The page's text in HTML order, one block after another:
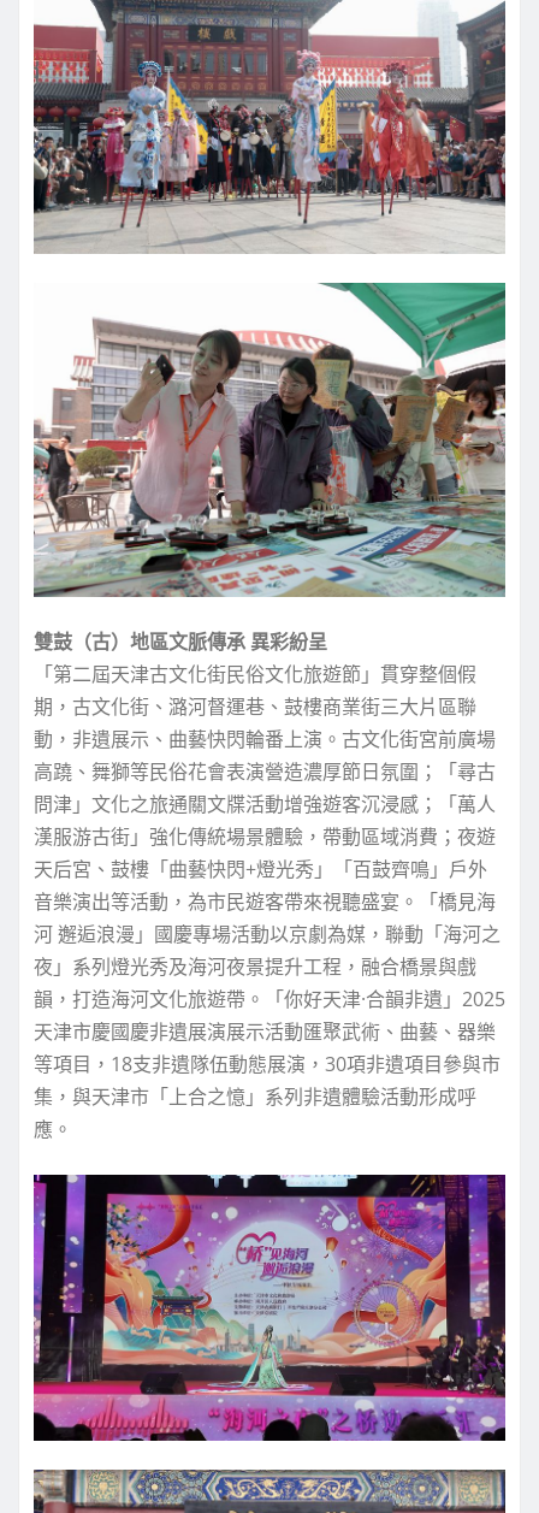
雙鼓（古）地區文脈傳承 異彩紛呈
「第二屆天津古文化街民俗文化旅遊節」貫穿整個假
期，古文化街、潞河督運巷、鼓樓商業街三大片區聯
動，非遺展示、曲藝快閃輪番上演。古文化街宮前廣場
高蹺、舞獅等民俗花會表演營造濃厚節日氛圍；「尋古
問津」文化之旅通關文牒活動增強遊客沉浸感；「萬人
漢服游古街」強化傳統場景體驗，帶動區域消費；夜遊
天后宮、鼓樓「曲藝快閃+燈光秀」「百鼓齊鳴」戶外
音樂演出等活動，為市民遊客帶來視聽盛宴。「橋見海
河 邂逅浪漫」國慶專場活動以京劇為媒，聯動「海河之
夜」系列燈光秀及海河夜景提升工程，融合橋景與戲
韻，打造海河文化旅遊帶。「你好天津·合韻非遺」2025
天津市慶國慶非遺展演展示活動匯聚武術、曲藝、器樂
等項目，18支非遺隊伍動態展演，30項非遺項目參與市
集，與天津市「上合之憶」系列非遺體驗活動形成呼
應。